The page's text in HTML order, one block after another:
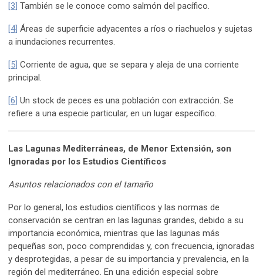
[3] También se le conoce como salmón del pacífico.
[4] Áreas de superficie adyacentes a ríos o riachuelos y sujetas
a inundaciones recurrentes.
[5] Corriente de agua, que se separa y aleja de una corriente
principal.
[6] Un stock de peces es una población con extracción. Se
refiere a una especie particular, en un lugar específico.
Las Lagunas Mediterráneas, de Menor Extensión, son
Ignoradas por los Estudios Científicos
Asuntos relacionados con el tamaño
Por lo general, los estudios científicos y las normas de
conservación se centran en las lagunas grandes, debido a su
importancia económica, mientras que las lagunas más
pequeñas son, poco comprendidas y, con frecuencia, ignoradas
y desprotegidas, a pesar de su importancia y prevalencia, en la
región del mediterráneo. En una edición especial sobre